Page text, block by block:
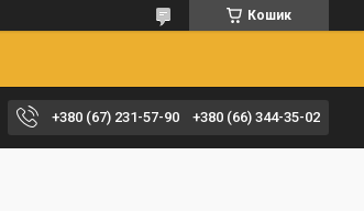
Кошик
+380 (67) 231-57-90 +380 (66) 344-35-02